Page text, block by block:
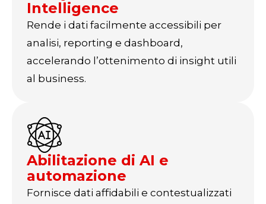
Intelligence
Rende i dati facilmente accessibili per
analisi, reporting e dashboard,
accelerando l’ottenimento di insight utili
al business.
Abilitazione di AI e
automazione
Fornisce dati affidabili e contestualizzati